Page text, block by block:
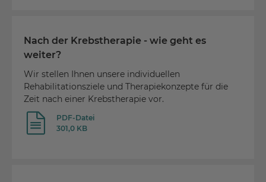
PDF-Datei
301,0 KB
Nach der Krebstherapie - wie geht es
weiter?
Wir stellen Ihnen unsere individuellen
Rehabilitationsziele und Therapiekonzepte für die
Zeit nach einer Krebstherapie vor.